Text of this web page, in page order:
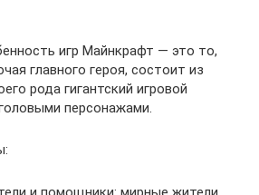
игр Майнкрафт — это то,
главного героя, состоит из
рода гигантский игровой
персонажами.